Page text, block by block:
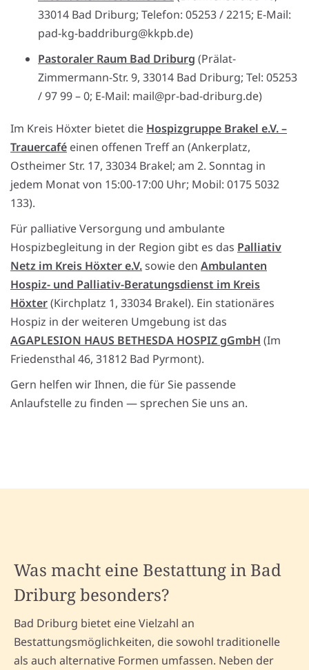
33014 Bad Driburg; Telefon: 05253 / 2215; E-Mail:
pad-kg-baddriburg@kkpb.de)
Pastoraler Raum Bad Driburg (Prälat-
Zimmermann-Str. 9, 33014 Bad Driburg; Tel: 05253
/ 97 99 – 0; E-Mail: mail@pr-bad-driburg.de)
Im Kreis Höxter bietet die Hospizgruppe Brakel e.V. –
Trauercafé einen offenen Treff an (Ankerplatz,
Ostheimer Str. 17, 33034 Brakel; am 2. Sonntag in
jedem Monat von 15:00-17:00 Uhr; Mobil: 0175 5032
133).
Für palliative Versorgung und ambulante
Hospizbegleitung in der Region gibt es das Palliativ
Netz im Kreis Höxter e.V.sowie den Ambulanten
Hospiz- und Palliativ-Beratungsdienst im Kreis
Höxter(Kirchplatz 1, 33034 Brakel). Ein stationäres
Hospiz in der weiteren Umgebung ist das
AGAPLESION HAUS BETHESDA HOSPIZ gGmbH (Im
Friedensthal 46, 31812 Bad Pyrmont).
Gern helfen wir Ihnen, die für Sie passende
Anlaufstelle zu finden — sprechen Sie uns an.
Was macht eine Bestattung in Bad
Driburg besonders?
Bad Driburg bietet eine Vielzahl an
Bestattungsmöglichkeiten, die sowohl traditionelle
als auch alternative Formen umfassen. Neben der